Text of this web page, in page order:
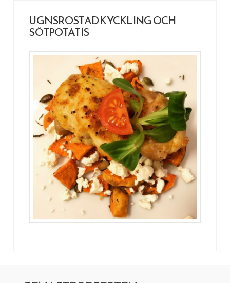
UGNSROSTAD KYCKLING OCH
SÖTPOTATIS